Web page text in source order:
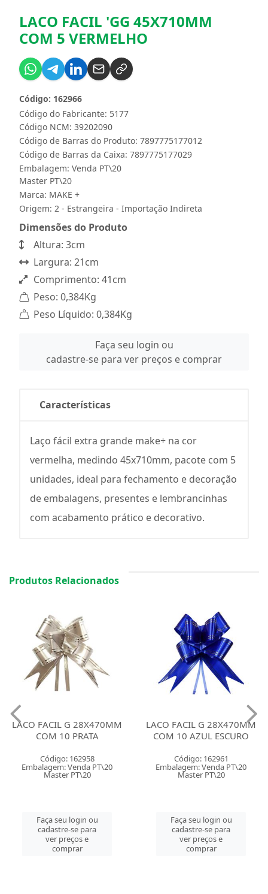
LACO FACIL 'GG 45X710MM
COM 5 VERMELHO
Código do Fabricante: 5177
Código: 162966
Código NCM: 39202090
Código de Barras do Produto: 7897775177012
Código de Barras da Caixa: 7897775177029
Embalagem: Venda PT\20
Master PT\20
Marca: MAKE +
Origem: 2 - Estrangeira - Importação Indireta
Dimensões do Produto
Altura: 3cm
Largura: 21cm
Comprimento: 41cm
Peso: 0,384Kg
Peso Líquido: 0,384Kg
Faça seu login ou
cadastre-se para ver preços e comprar
Características
Laço fácil extra grande make+ na cor
vermelha, medindo 45x710mm, pacote com 5
unidades, ideal para fechamento e decoração
de embalagens, presentes e lembrancinhas
com acabamento prático e decorativo.
Produtos Relacionados
LACO FACIL G 28X470MM
COM 10 PRATA
Código: 162958
Embalagem: Venda PT\20
Master PT\20
Faça seu login ou
cadastre-se para
ver preços e
comprar
LACO FACIL G 28X470MM
COM 10 AZUL ESCURO
Código: 162961
Embalagem: Venda PT\20
Master PT\20
Faça seu login ou
cadastre-se para
ver preços e
comprar